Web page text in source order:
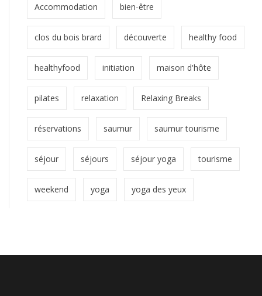
Accommodation bien-être
clos du bois brard découverte healthy food
healthyfood initiation maison d'hôte
pilates relaxation Relaxing Breaks
réservations saumur saumur tourisme
séjour séjours séjour yoga tourisme
weekend yoga yoga des yeux